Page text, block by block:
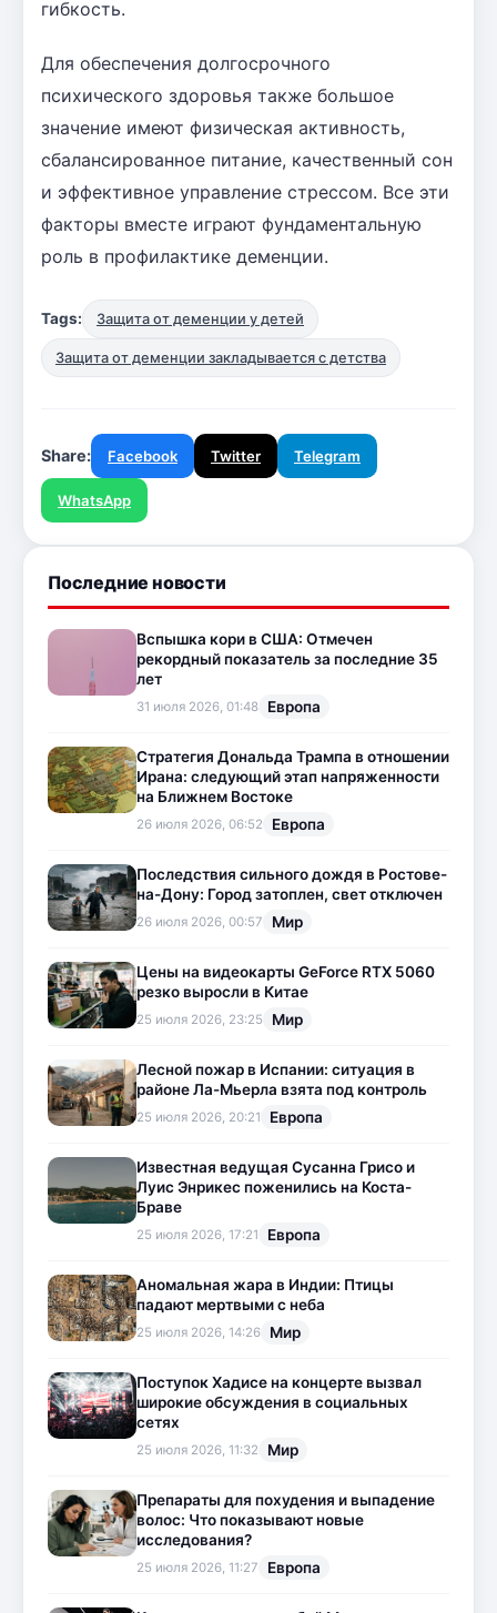
гибкость.
Для обеспечения долгосрочного
психического здоровья также большое
значение имеют физическая активность,
сбалансированное питание, качественный сон
и эффективное управление стрессом. Все эти
факторы вместе играют фундаментальную
роль в профилактике деменции.
Tags: Защита от деменции у детей
Защита от деменции закладывается с детства
Share: Facebook Twitter Telegram
WhatsApp
Последние новости
Вспышка кори в США: Отмечен
рекордный показатель за последние 35
лет
31 июля 2026, 01:48 Европа
Стратегия Дональда Трампа в отношении
Ирана: следующий этап напряженности
на Ближнем Востоке
26 июля 2026, 06:52 Европа
Последствия сильного дождя в Ростове-
на-Дону: Город затоплен, свет отключен
26 июля 2026, 00:57 Мир
Цены на видеокарты GeForce RTX 5060
резко выросли в Китае
25 июля 2026, 23:25 Мир
Лесной пожар в Испании: ситуация в
районе Ла-Мьерла взята под контроль
25 июля 2026, 20:21 Европа
Известная ведущая Сусанна Грисо и
Луис Энрикес поженились на Коста-
Браве
25 июля 2026, 17:21 Европа
Аномальная жара в Индии: Птицы
падают мертвыми с неба
25 июля 2026, 14:26 Мир
Поступок Хадисе на концерте вызвал
широкие обсуждения в социальных
сетях
25 июля 2026, 11:32 Мир
Препараты для похудения и выпадение
волос: Что показывают новые
исследования?
25 июля 2026, 11:27 Европа